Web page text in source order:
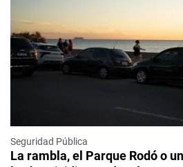
Seguridad Pública
La rambla, el Parque Rodó o